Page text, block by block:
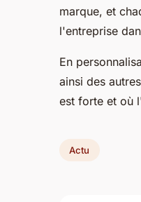
marque, et
l'entreprise
En
ainsi des
est forte et où
Actu